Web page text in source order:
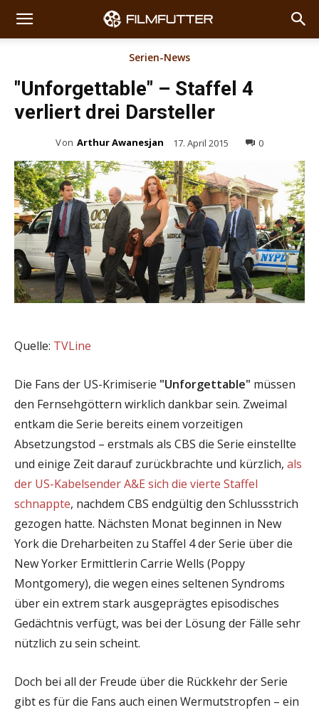
Serien-News
"Unforgettable" – Staffel 4
verliert drei Darsteller
Von Arthur Awanesjan 17. April 2015 0
Quelle: TVLine
Die Fans der US-Krimiserie "Unforgettable" müssen
den Fernsehgöttern wirklich dankbar sein. Zweimal
entkam die Serie bereits einem vorzeitigen
Absetzungstod – erstmals als CBS die Serie einstellte
und einige Zeit darauf zurückbrachte und kürzlich, als
der US-Kabelsender A&E sich die vierte Staffel
schnappte, nachdem CBS endgültig den Schlussstrich
gezogen hatte. Nächsten Monat beginnen in New
York die Dreharbeiten zu Staffel 4 der Serie über die
New Yorker Ermittlerin Carrie Wells (Poppy
Montgomery), die wegen eines seltenen Syndroms
über ein extrem stark ausgeprägtes episodisches
Gedächtnis verfügt, was bei der Lösung der Fälle sehr
nützlich zu sein scheint.
Doch bei all der Freude über die Rückkehr der Serie
gibt es für die Fans auch einen Wermutstropfen – ein